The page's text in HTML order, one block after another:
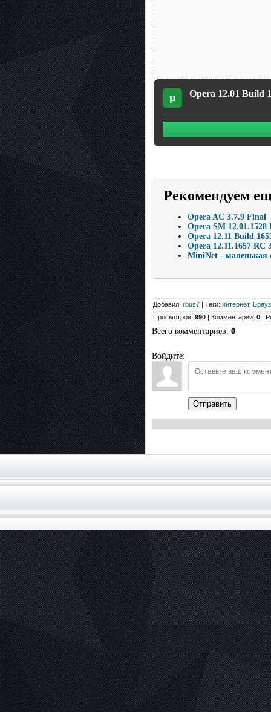
µ Opera 12.01 Build
Рекомендуем
Opera AC 3.7.9 Final
Opera SM 12.01.1528
Opera 12.11 Build
Opera 12.11.1657
MiniNet - маленькая
Добавил: rbus7 | Теги: интернет,
Просмотров: 990 | Комментарии: 0 |
Всего комментариев: 0
Войдите:
Отправить